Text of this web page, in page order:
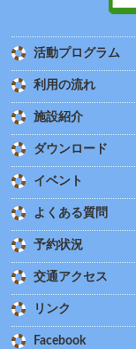
活動プログラム
利用の流れ
施設紹介
ダウンロード
イベント
よくある質問
予約状況
交通アクセス
リンク
Facebook